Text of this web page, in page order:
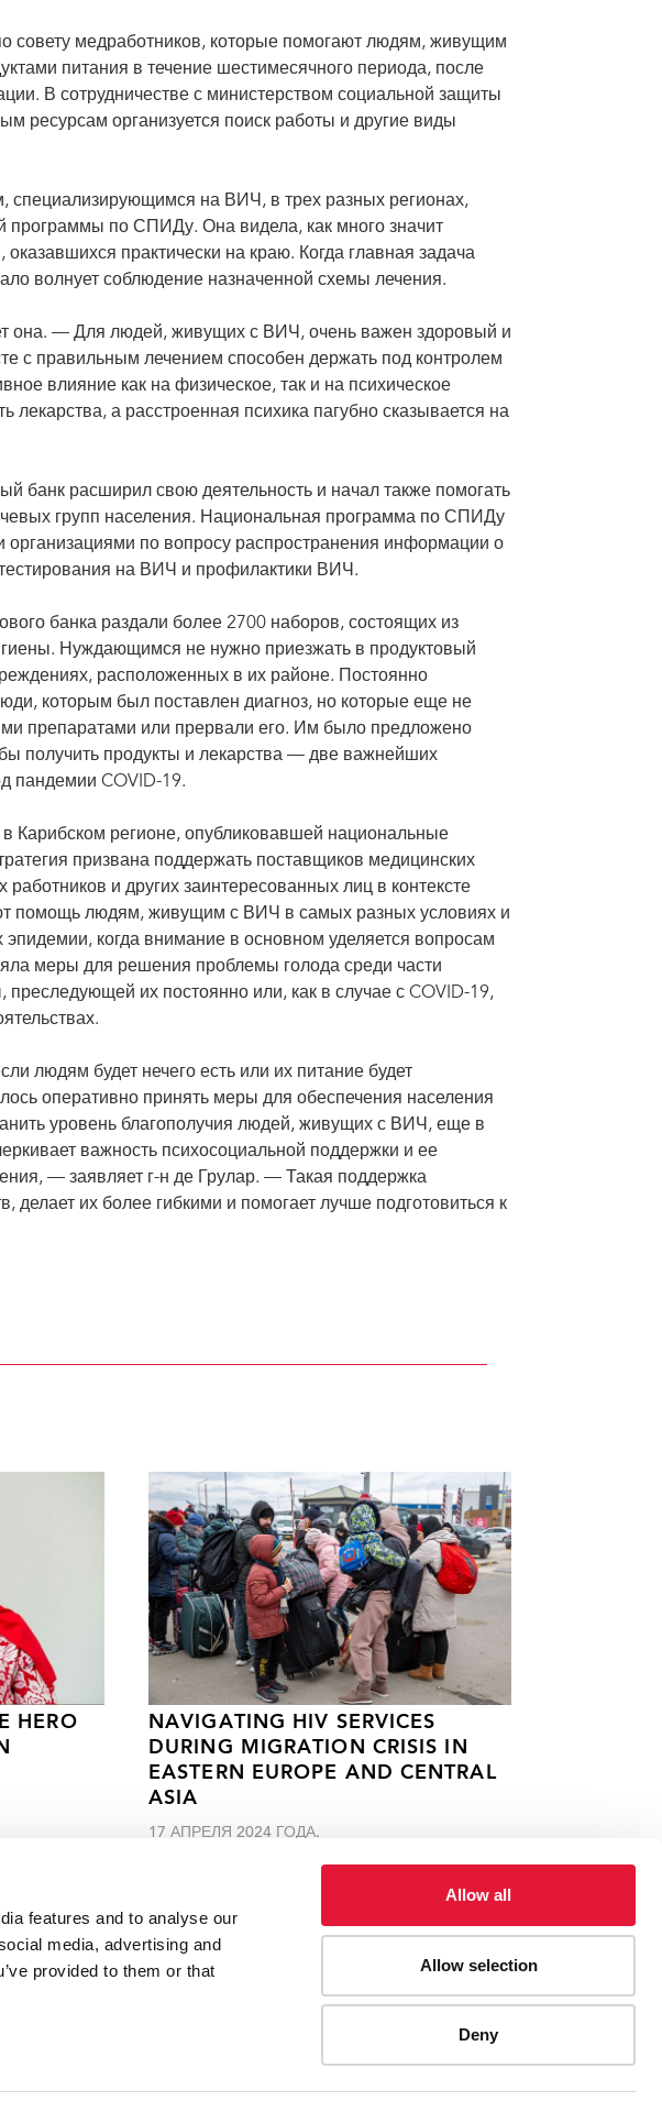
features and to analyse our
media, advertising and
provided to them or that
Allow all
Allow selection
Deny
медработников, которые помогают людям, живущим
питания в течение шестимесячного периода, после
В сотрудничестве с министерством социальной защиты
ресурсам организуется поиск работы и другие виды
специализирующимся на ВИЧ, в трех разных регионах,
программы по СПИДу. Она видела, как много значит
практически на краю. Когда главная задача
волнует соблюдение назначенной схемы лечения.
она. — Для людей, живущих с ВИЧ, очень важен здоровый и
с правильным лечением способен держать под контролем
влияние как на физическое, так и на психическое
а расстроенная психика пагубно сказывается на
банк расширил свою деятельность и начал также помогать
групп населения. Национальная программа по СПИДу
по вопросу распространения информации о
на ВИЧ и профилактики ВИЧ.
банка раздали более 2700 наборов, состоящих из
Нуждающимся не нужно приезжать в продуктовый
расположенных в их районе. Постоянно
которым был поставлен диагноз, но которые еще не
препаратами или прервали его. Им было предложено
получить продукты и лекарства — две важнейших
пандемии COVID-19.
Карибском регионе, опубликовавшей национальные
призвана поддержать поставщиков медицинских
работников и других заинтересованных лиц в контексте
помощь людям, живущим с ВИЧ в самых разных условиях и
когда внимание в основном уделяется вопросам
меры для решения проблемы голода среди части
их постоянно или, как в случае с COVID-19,
людям будет нечего есть или их питание будет
оперативно принять меры для обеспечения населения
уровень благополучия людей, живущих с ВИЧ, еще в
важность психосоциальной поддержки и ее
— заявляет г-н де Грулар. — Такая поддержка
делает их более гибкими и помогает лучше подготовиться к
HERO
NAVIGATING HIV SERVICES
DURING MIGRATION CRISIS IN
EASTERN EUROPE AND CENTRAL
ASIA
17 АПРЕЛЯ 2024 ГОДА.
нуждающимся во время пандемии COVID-19